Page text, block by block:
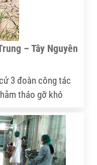
– Tây Nguyên
3 đoàn công tác
tháo gỡ khó